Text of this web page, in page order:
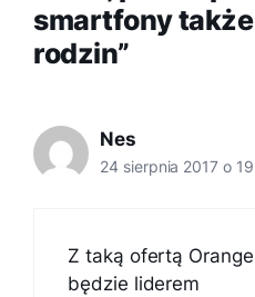
smartfony
rodzin”
Nes
24 sierpnia 2017 o
Z taką ofertą
będzie liderem